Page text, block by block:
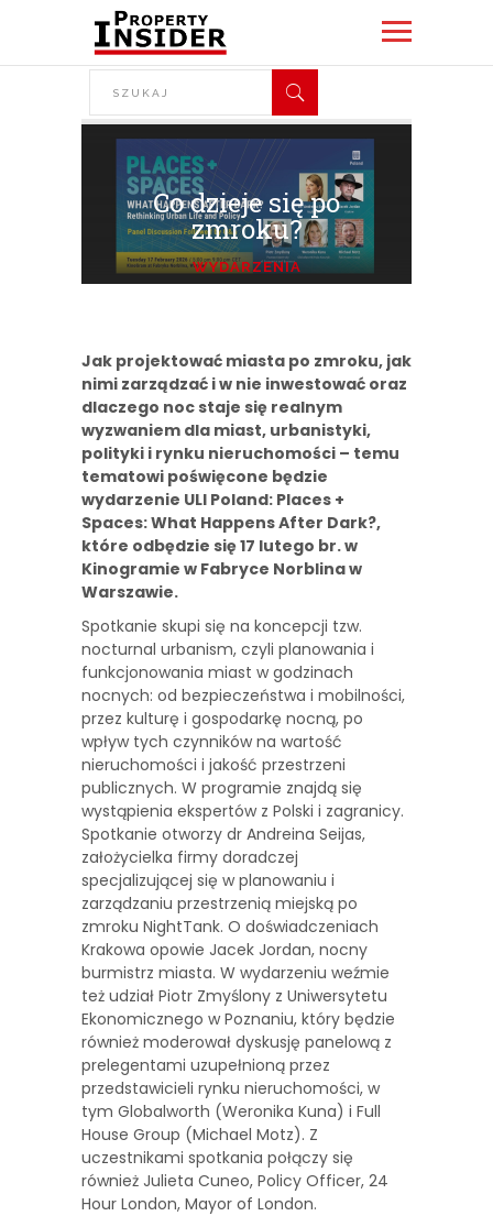
Co dzieje się po
zmroku?
WYDARZENIA
Jak projektować miasta po zmroku, jak
nimi zarządzać i w nie inwestować oraz
dlaczego noc staje się realnym
wyzwaniem dla miast, urbanistyki,
polityki i rynku nieruchomości – temu
tematowi poświęcone będzie
wydarzenie ULI Poland: Places +
Spaces: What Happens After Dark?,
które odbędzie się 17 lutego br. w
Kinogramie w Fabryce Norblina w
Warszawie.
Spotkanie skupi się na koncepcji tzw.
nocturnal urbanism, czyli planowania i
funkcjonowania miast w godzinach
nocnych: od bezpieczeństwa i mobilności,
przez kulturę i gospodarkę nocną, po
wpływ tych czynników na wartość
nieruchomości i jakość przestrzeni
publicznych. W programie znajdą się
wystąpienia ekspertów z Polski i zagranicy.
Spotkanie otworzy dr Andreina Seijas,
założycielka firmy doradczej
specjalizującej się w planowaniu i
zarządzaniu przestrzenią miejską po
zmroku NightTank. O doświadczeniach
Krakowa opowie Jacek Jordan, nocny
burmistrz miasta. W wydarzeniu weźmie
też udział Piotr Zmyślony z Uniwersytetu
Ekonomicznego w Poznaniu, który będzie
również moderował dyskusję panelową z
prelegentami uzupełnioną przez
przedstawicieli rynku nieruchomości, w
tym Globalworth (Weronika Kuna) i Full
House Group (Michael Motz). Z
uczestnikami spotkania połączy się
również Julieta Cuneo, Policy Officer, 24
Hour London, Mayor of London.